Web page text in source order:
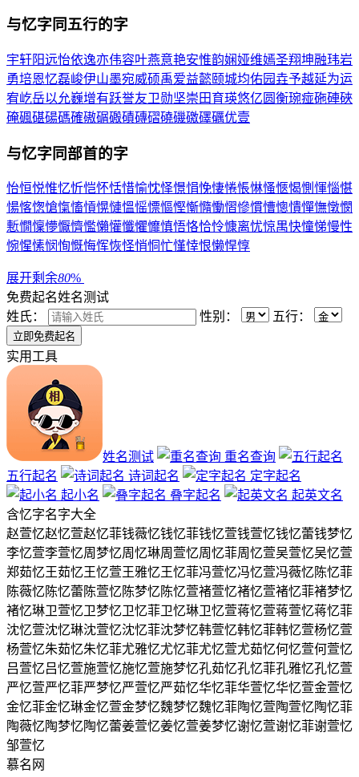
与忆字同五行的字
宇轩阳远怡依逸亦伟容叶燕意艳安惟韵娴娅维嫣圣翔坤融玮岩
勇培恩忆磊峻伊山墨宛威硕禹爱益懿 颐城均佑园 垚予越延为运
宥屹岳以允巍增有跃誉友卫勋坚崇田育瑛悠亿 圆衡琬痖砤硨硤
硽碸碪碭碼確磝碿磤磧磚磖磽磯礉礋礪优壹
与忆字同部首的字
怡恒悦惟忆忻恺怀恬惜愉忱怿憬悁悗悽惓悵惏慅愜愒惻 惲惱愖
愓愘愡愴愾慉愩愰慩慍愮慓慪慳慚憜慟慴慘慣慒憁憒憚憮憞憫
慙憪懍懜懨懠懢懶懽懺懼戂慎悟恪恰怜慷离忧惊禺快憧悌慢性
惋惺愫悯恂慨悔恽恢怪悄恫忙慬悻恨懒悍惇
展开剩余80%
免费起名姓名测试
姓氏：
性别： 五行：
实用工具
姓名测试
重名查询
五行起名
诗词起名
定字起名
起小名
叠字起名
起英文名
含忆字名字大全
赵萱忆赵忆萱赵忆菲钱薇忆钱忆菲钱忆萱钱萱忆钱忆蕾钱梦忆
李忆萱李萱忆周梦忆周忆琳周萱忆周忆菲周忆萱吴萱忆吴忆萱
郑茹忆王茹忆王忆萱王雅忆王忆菲冯萱忆冯忆萱冯薇忆陈忆菲
陈薇忆陈忆蕾 陈萱忆陈梦忆陈忆萱褚萱忆褚忆萱褚忆菲褚梦忆
褚忆琳卫萱忆卫梦忆卫忆菲卫忆琳卫忆萱蒋忆萱蒋萱忆蒋忆菲
沈忆萱沈忆琳沈萱忆沈忆菲沈梦忆韩萱忆韩忆菲韩忆萱杨忆萱
杨萱忆朱茹忆朱忆菲尤雅忆尤忆菲尤忆萱尤茹忆何忆萱何萱忆
吕萱忆吕忆萱施萱忆施忆萱施梦忆孔茹忆孔忆菲孔雅忆孔忆萱
严忆萱严忆菲严梦忆严萱忆严茹忆华忆菲华萱忆华忆萱金萱忆
金忆菲金忆琳金忆萱金梦忆魏梦忆魏忆菲陶忆萱陶萱忆陶忆菲
陶薇忆陶梦忆陶忆蕾姜萱忆姜忆萱姜梦忆谢忆萱谢忆菲谢萱忆
邹萱忆
慕名网